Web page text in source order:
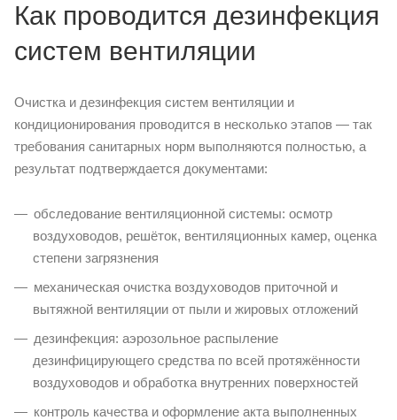
Как проводится дезинфекция
систем вентиляции
Очистка и дезинфекция систем вентиляции и
кондиционирования проводится в несколько этапов — так
требования санитарных норм выполняются полностью, а
результат подтверждается документами:
обследование вентиляционной системы: осмотр
воздуховодов, решёток, вентиляционных камер, оценка
степени загрязнения
механическая очистка воздуховодов приточной и
вытяжной вентиляции от пыли и жировых отложений
дезинфекция: аэрозольное распыление
дезинфицирующего средства по всей протяжённости
воздуховодов и обработка внутренних поверхностей
контроль качества и оформление акта выполненных